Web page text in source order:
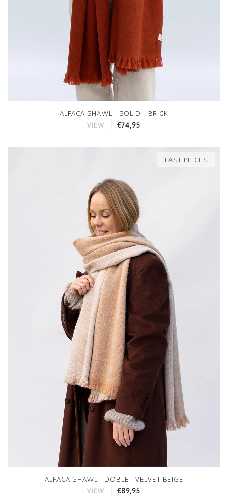
ALPACA SHAWL - SOLID - BRICK
VIEW €74,95
LAST PIECES
ALPACA SHAWL - DOBLE - VELVET BEIGE
VIEW €89,95